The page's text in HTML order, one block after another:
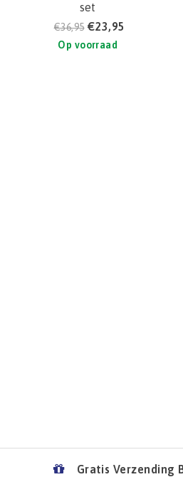
set
€36,95 €23,95
Op voorraad
Gratis Verzending